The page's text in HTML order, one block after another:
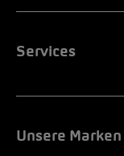
Services
Unsere Marken